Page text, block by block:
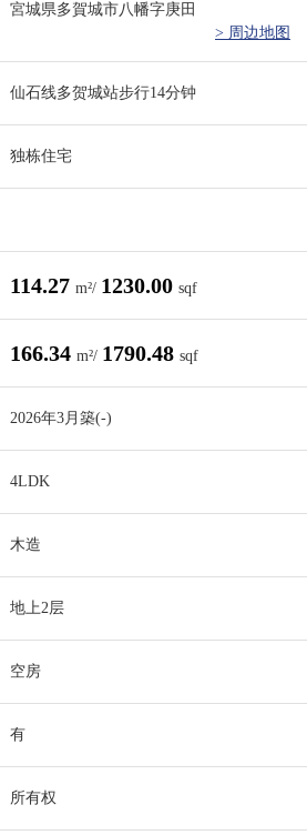
宮城県多賀城市八幡字庚田
> 周边地图
仙石线多贺城站步行14分钟
独栋住宅
114.27 m²/ 1230.00 sqf
166.34 m²/ 1790.48 sqf
2026年3月築(-)
4LDK
木造
地上2层
空房
有
所有权